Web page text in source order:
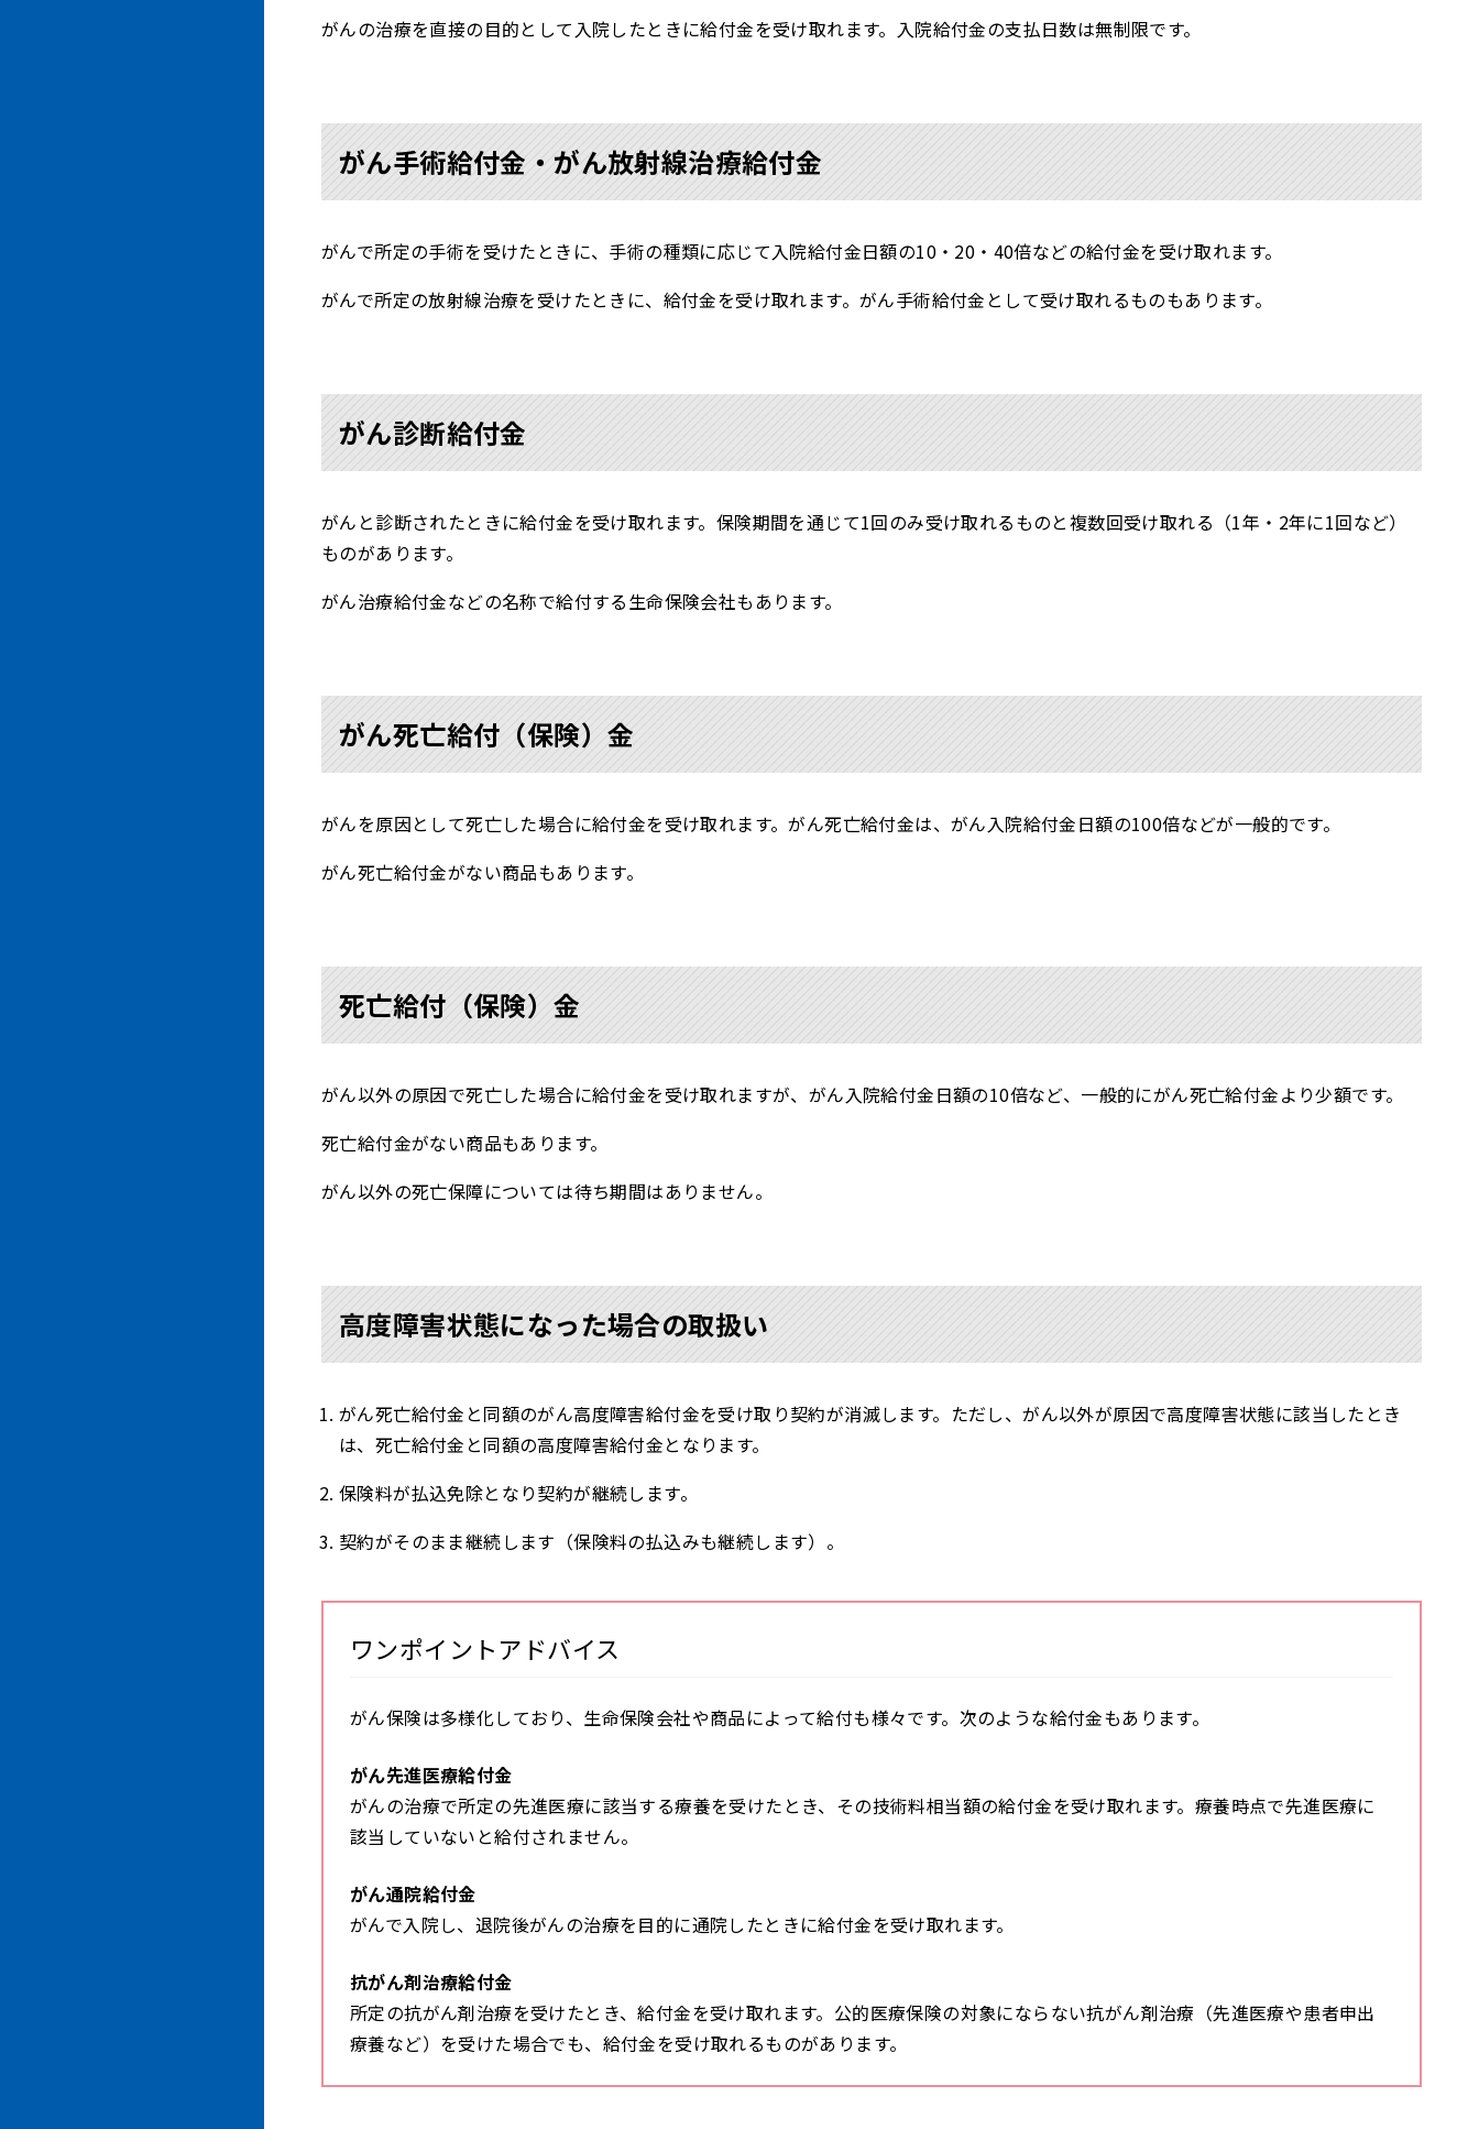
がんの治療を直接の目的として入院したときに給付金を受け取れます。入院給付金の支払日数は無制限です。
がん手術給付金・がん放射線治療給付金
がんで所定の手術を受けたときに、手術の種類に応じて入院給付金日額の10・20・40倍などの給付金を受け取れます。
がんで所定の放射線治療を受けたときに、給付金を受け取れます。がん手術給付金として受け取れるものもあります。
がん診断給付金
がんと診断されたときに給付金を受け取れます。保険期間を通じて1回のみ受け取れるものと複数回受け取れる（1年・2年に1回など）
ものがあります。
がん治療給付金などの名称で給付する生命保険会社もあります。
がん死亡給付（保険）金
がんを原因として死亡した場合に給付金を受け取れます。がん死亡給付金は、がん入院給付金日額の100倍などが一般的です。
がん死亡給付金がない商品もあります。
死亡給付（保険）金
がん以外の原因で死亡した場合に給付金を受け取れますが、がん入院給付金日額の10倍など、一般的にがん死亡給付金より少額です。
死亡給付金がない商品もあります。
がん以外の死亡保障については待ち期間はありません。
高度障害状態になった場合の取扱い
がん死亡給付金と同額のがん高度障害給付金を受け取り契約が消滅します。ただし、がん以外が原因で高度障害状態に該当したとき
は、死亡給付金と同額の高度障害給付金となります。
保険料が払込免除となり契約が継続します。
契約がそのまま継続します（保険料の払込みも継続します）。
ワンポイントアドバイス
がん保険は多様化しており、生命保険会社や商品によって給付も様々です。次のような給付金もあります。
がん先進医療給付金
がんの治療で所定の先進医療に該当する療養を受けたとき、その技術料相当額の給付金を受け取れます。療養時点で先進医療に
該当していないと給付されません。
がん通院給付金
がんで入院し、退院後がんの治療を目的に通院したときに給付金を受け取れます。
抗がん剤治療給付金
所定の抗がん剤治療を受けたとき、給付金を受け取れます。公的医療保険の対象にならない抗がん剤治療（先進医療や患者申出
療養など）を受けた場合でも、給付金を受け取れるものがあります。